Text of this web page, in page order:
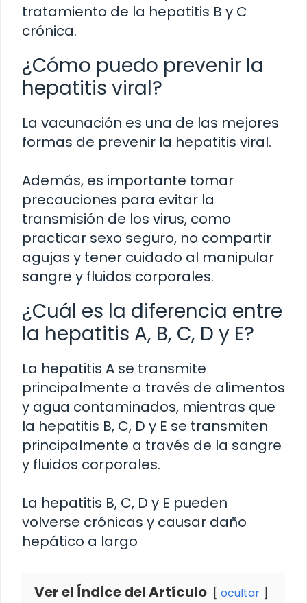
tratamiento de la hepatitis B y C
crónica.
¿Cómo puedo prevenir la
hepatitis viral?
La vacunación es una de las mejores
formas de prevenir la hepatitis viral.
Además, es importante tomar
precauciones para evitar la
transmisión de los virus, como
practicar sexo seguro, no compartir
agujas y tener cuidado al manipular
sangre y fluidos corporales.
¿Cuál es la diferencia entre
la hepatitis A, B, C, D y E?
La hepatitis A se transmite
principalmente a través de alimentos
y agua contaminados, mientras que
la hepatitis B, C, D y E se transmiten
principalmente a través de la sangre
y fluidos corporales.
La hepatitis B, C, D y E pueden
volverse crónicas y causar daño
hepático a largo
Ver el Índice del Artículo ocultar